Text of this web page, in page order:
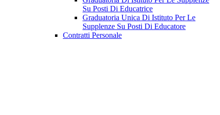
Su Posti Di Educatrice
Graduatoria Unica Di Istituto Per Le
Supplenze Su Posti Di Educatore
Contratti Personale